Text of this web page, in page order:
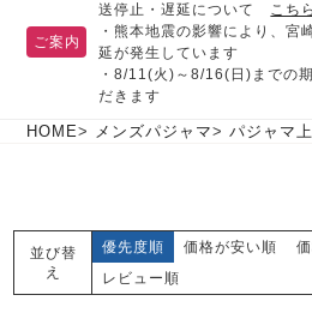
敏感肌用
パジャマ
入院・介護
マタニティ
パジャマ
夏パジャマ特集
お支払い・送料・配送
について
ご案内
送停止・遅延について こちら
・熊本地震の影響により、宮
延が発生しています
・8/11(火)～8/16(日)までの
だきます
HOME メンズパジャマ パジャマ
並び替
え
優先度順 価格が安い順
レビュー順